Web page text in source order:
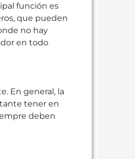
función es
que pueden
no hay
en todo
En general, la
tener en
deben